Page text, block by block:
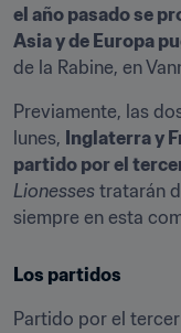
el año pasado se
Asia y de Europa
de la Rabine, en
Previamente, las
lunes, Inglaterra y
partido por el
Lionesses tratarán
siempre en esta
Los partidos
Partido por el